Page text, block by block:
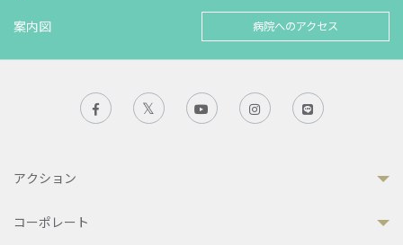
案内図 病院へのアクセス
アクション
コーポレート